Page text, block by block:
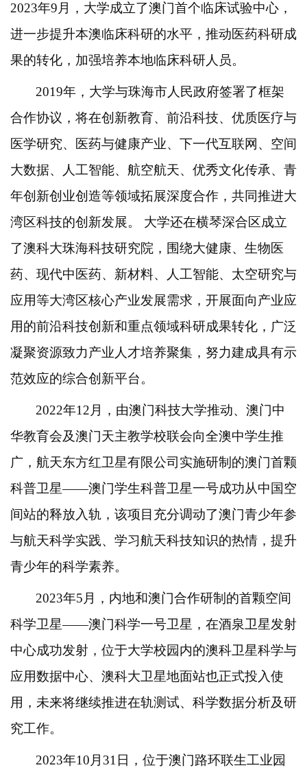
2023年9月，大学成立了澳门首个临床试验中心，
进一步提升本澳临床科研的水平，推动医药科研成
果的转化，加强培养本地临床科研人员。
2019年，大学与珠海市人民政府签署了框架
合作协议，将在创新教育、前沿科技、优质医疗与
医学研究、医药与健康产业、下一代互联网、空间
大数据、人工智能、航空航天、优秀文化传承、青
年创新创业创造等领域拓展深度合作，共同推进大
湾区科技的创新发展。 大学还在横琴深合区成立
了澳科大珠海科技研究院，围绕大健康、生物医
药、现代中医药、新材料、人工智能、太空研究与
应用等大湾区核心产业发展需求，开展面向产业应
用的前沿科技创新和重点领域科研成果转化，广泛
凝聚资源致力产业人才培养聚集，努力建成具有示
范效应的综合创新平台。
2022年12月，由澳门科技大学推动、澳门中
华教育会及澳门天主教学校联会向全澳中学生推
广，航天东方红卫星有限公司实施研制的澳门首颗
科普卫星——澳门学生科普卫星一号成功从中国空
间站的释放入轨，该项目充分调动了澳门青少年参
与航天科学实践、学习航天科技知识的热情，提升
青少年的科学素养。
2023年5月，内地和澳门合作研制的首颗空间
科学卫星——澳门科学一号卫星，在酒泉卫星发射
中心成功发射，位于大学校园内的澳科卫星科学与
应用数据中心、澳科大卫星地面站也正式投入使
用，未来将继续推进在轨测试、科学数据分析及研
究工作。
2023年10月31日，位于澳门路环联生工业园